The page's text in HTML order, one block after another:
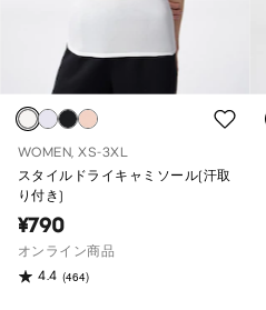
WOMEN, XS-3XL
スタイルドライキャミソール(汗取
り付き)
¥790
オンライン商品
4.4 (464)